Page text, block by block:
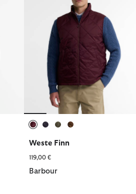
Weste Finn
119,00 €
Barbour